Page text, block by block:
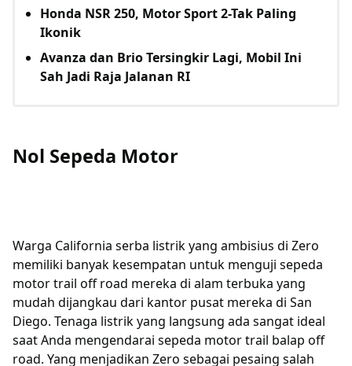
Honda NSR 250, Motor Sport 2-Tak Paling
Ikonik
Avanza dan Brio Tersingkir Lagi, Mobil Ini
Sah Jadi Raja Jalanan RI
Nol Sepeda Motor
Warga California serba listrik yang ambisius di Zero
memiliki banyak kesempatan untuk menguji sepeda
motor trail off road mereka di alam terbuka yang
mudah dijangkau dari kantor pusat mereka di San
Diego. Tenaga listrik yang langsung ada sangat ideal
saat Anda mengendarai sepeda motor trail balap off
road. Yang menjadikan Zero sebagai pesaing salah